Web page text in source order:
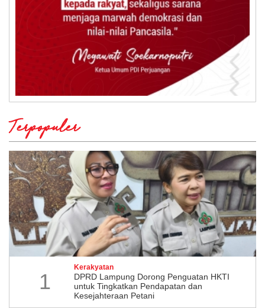
Terpopuler
1
Kerakyatan
DPRD Lampung Dorong Penguatan HKTI
untuk Tingkatkan Pendapatan dan
Kesejahteraan Petani